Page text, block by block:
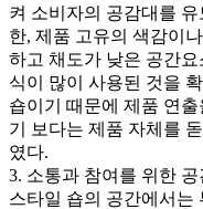
켜 소비자의 공감대를
한, 제품 고유의 색감이
하고 채도가 낮은 공간
식이 많이 사용된 것을
숍이기 때문에 제품 연
기 보다는 제품 자체를
였다.
3. 소통과 참여를 위한
스타일 숍의 공간에서는